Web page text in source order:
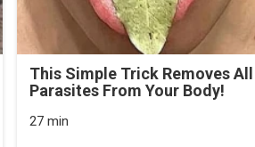
This Simple Trick Removes All
Parasites From Your Body!
27 min